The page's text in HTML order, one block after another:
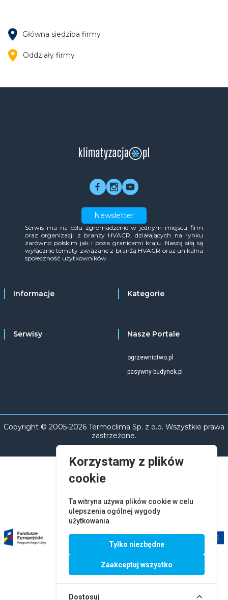
Główna siedziba firmy
Oddziały firmy
Newsletter
Serwis ma na celu zgromadzenie w jednym miejscu firm
oraz organizacji z branży HVACR, działających na rynku
zarówno polskim jak i poza granicami kraju. Naszą siłą są
wyłącznie tematy związane z branżą HVACR oraz unikalna
społeczność użytkowników.
Informacje Kategorie
Serwisy Nasze Portale
ogrzewnictwo.pl
pasywny-budynek.pl
Copyright © 2005-2026 Termoclima Sp. z o.o. Wszystkie prawa
zastrzeżone.
Korzystamy z plików
cookie
Ta witryna używa plików cookie w celu
ulepszenia ogólnej wygody
użytkowania.
Tylko niezbędne
Zaakceptuj wszystko
Dostosuj